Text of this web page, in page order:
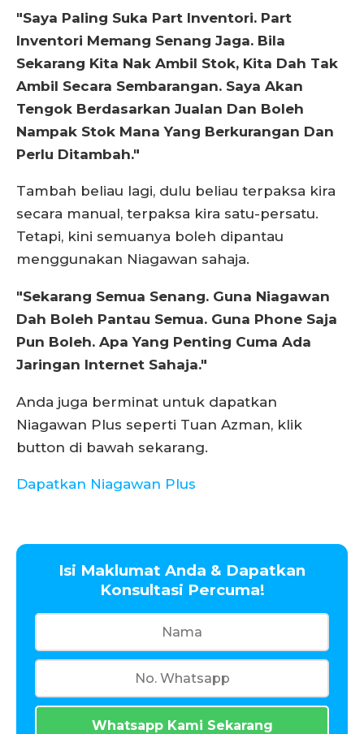
"Saya Paling Suka Part Inventori. Part
Inventori Memang Senang Jaga. Bila
Sekarang Kita Nak Ambil Stok, Kita Dah Tak
Ambil Secara Sembarangan. Saya Akan
Tengok Berdasarkan Jualan Dan Boleh
Nampak Stok Mana Yang Berkurangan Dan
Perlu Ditambah."
Tambah beliau lagi, dulu beliau terpaksa kira
secara manual, terpaksa kira satu-persatu.
Tetapi, kini semuanya boleh dipantau
menggunakan Niagawan sahaja.
"Sekarang Semua Senang. Guna Niagawan
Dah Boleh Pantau Semua. Guna Phone Saja
Pun Boleh. Apa Yang Penting Cuma Ada
Jaringan Internet Sahaja."
Anda juga berminat untuk dapatkan
Niagawan Plus seperti Tuan Azman, klik
button di bawah sekarang.
Dapatkan Niagawan Plus
Isi Maklumat Anda & Dapatkan
Konsultasi Percuma!
Whatsapp Kami Sekarang